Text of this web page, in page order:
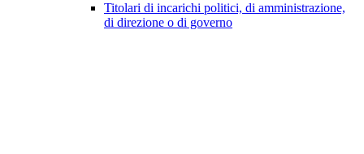
Titolari di incarichi politici, di amministrazione,
di direzione o di governo